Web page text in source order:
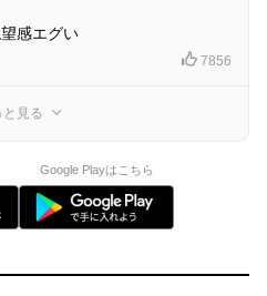
感エグい
7856
と見る
Google Playはこちら